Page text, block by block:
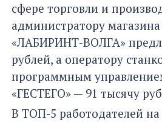
сфере торговли и
администратору
«ЛАБИРИНТ-ВОЛГА»
рублей, а оператору
программным
«ГЕСТЕГО» — 91 тысячу
В ТОП-5 работодателей на